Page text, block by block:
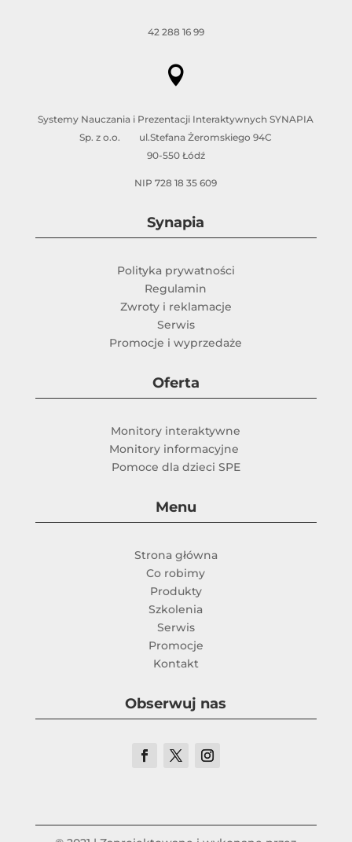
42 288 16 99

Systemy Nauczania i Prezentacji Interaktywnych SYNAPIA
Sp. z o.o. ul.Stefana Żeromskiego 94C
90-550 Łódź
NIP 728 18 35 609
Synapia
Polityka prywatności
Regulamin
Zwroty i reklamacje
Serwis
Promocje i wyprzedaże
Oferta
Monitory interaktywne
Monitory informacyjne
Pomoce dla dzieci SPE
Menu
Strona główna
Co robimy
Produkty
Szkolenia
Serwis
Promocje
Kontakt
Obserwuj nas